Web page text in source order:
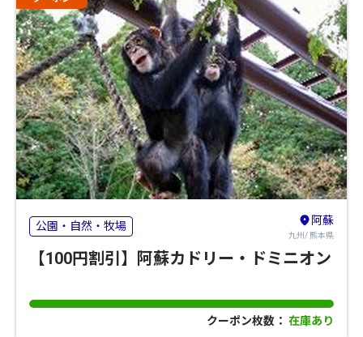
公園・自然・牧場 阿蘇
九州/ 熊本県
【100円割引】阿蘇カドリー・ドミニオン
クーポン枚数： 在庫あり